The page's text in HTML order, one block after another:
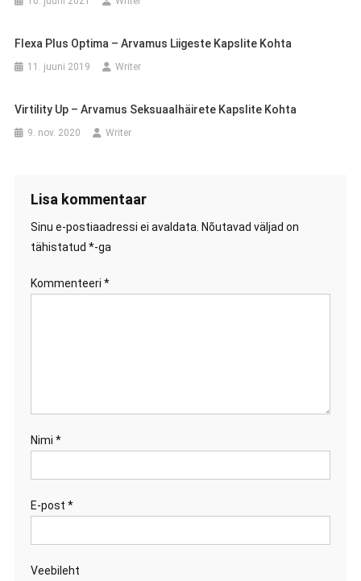
Flexa Plus Optima – Arvamus Liigeste Kapslite Kohta
11. juuni 2019 Writer
Virtility Up – Arvamus Seksuaalhäirete Kapslite Kohta
9. nov. 2020 Writer
Lisa kommentaar
Sinu e-postiaadressi ei avaldata. Nõutavad väljad on
tähistatud *-ga
Kommenteeri *
Nimi *
E-post *
Veebileht